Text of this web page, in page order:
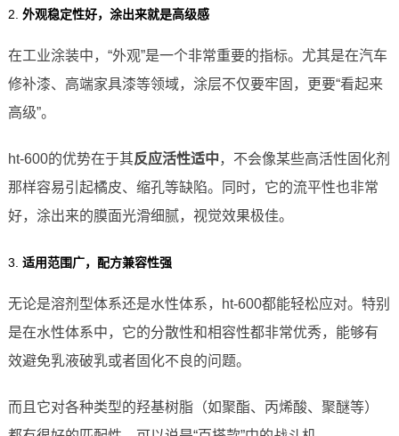
2. 外观稳定性好，涂出来就是高级感
在工业涂装中，“外观”是一个非常重要的指标。尤其是在汽车
修补漆、高端家具漆等领域，涂层不仅要牢固，更要“看起来
高级”。
ht-600的优势在于其反应活性适中，不会像某些高活性固化剂
那样容易引起橘皮、缩孔等缺陷。同时，它的流平性也非常
好，涂出来的膜面光滑细腻，视觉效果极佳。
3. 适用范围广，配方兼容性强
无论是溶剂型体系还是水性体系，ht-600都能轻松应对。特别
是在水性体系中，它的分散性和相容性都非常优秀，能够有
效避免乳液破乳或者固化不良的问题。
而且它对各种类型的羟基树脂（如聚酯、丙烯酸、聚醚等）